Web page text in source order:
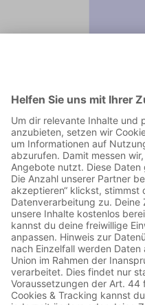
Jetzt in der App abspielen